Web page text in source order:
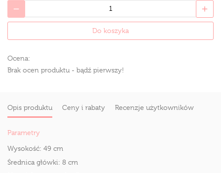
Do koszyka
Ocena:
Brak ocen produktu - bądź pierwszy!
Opis produktu Ceny i rabaty Recenzje użytkowników
Parametry
Wysokość: 49 cm
Średnica główki: 8 cm